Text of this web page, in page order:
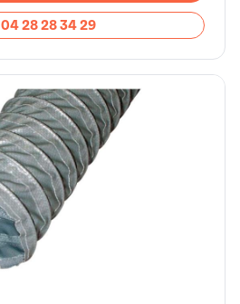
04 28 28 34 29